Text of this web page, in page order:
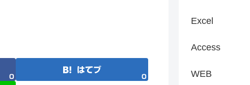
0
はてブ
0
Excel
Access
WEB